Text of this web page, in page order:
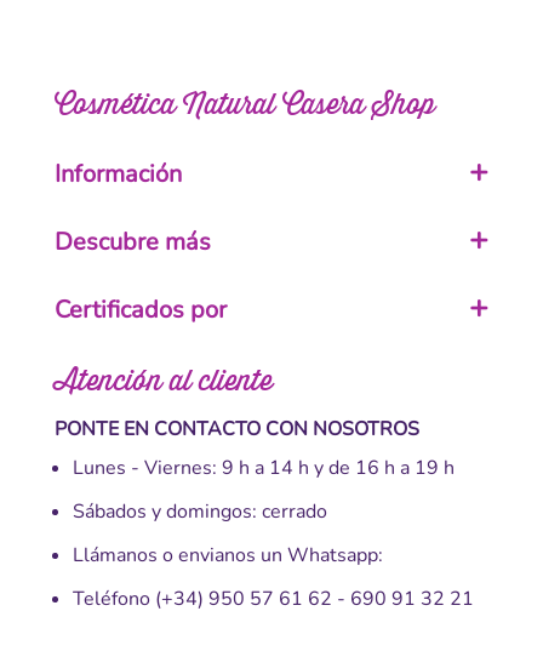
Cosmética Natural Casera Shop
Información
Descubre más
Atención al cliente
PONTE EN CONTACTO CON NOSOTROS
Lunes - Viernes: 9 h a 14 h y de 16 h a 19 h
Sábados y domingos: cerrado
Llámanos o envianos un Whatsapp:
Teléfono (+34) 950 57 61 62 - 690 91 32 21
Certificados por